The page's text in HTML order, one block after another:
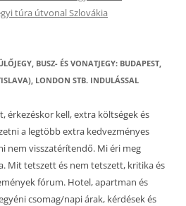
túra útvonal Szlovákia
BUSZ- ÉS VONATJEGY: BUDAPEST,
LONDON STB. INDULÁSSAL
érkezéskor kell, extra költségek és
a legtöbb extra kedvezményes
nem visszatérítendő. Mi éri meg
Mit tetszett és nem tetszett, kritika és
fórum. Hotel, apartman és
csomag/napi árak, kérdések és